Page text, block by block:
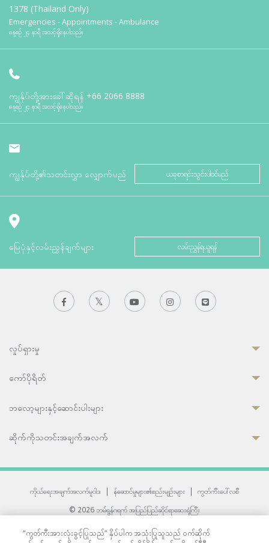
1378 (Thailand Only)
Emergencies - Appointments - Ambulance
နေ့စဉ် ၂၄ နာရီ အသင့်ရှိနေပါသည်။
ကျွန်ုပ်တို့အားခေါ်ဆိုရန် +66 2066 8888
နေ့စဉ် ၂၄ နာရီ အသင့်ရှိနေပါသည်။
ကျွန်ုပ်တို့၏သတင်းလွှာ လျှောက်မည် ယခုစာရင်းသွင်းပါဝင်မည်
မြေပုံနှင့်လမ်းညွှန်ချက်များ လမ်းညွှန်ရယူရန်
လှုပ်ရှားမှု
ကော်ပိုရိတ်
ဘလော့များနှင့်ဆောင်းပါးများ
ဆိုက်ကိုသတင်းအချက်အလက်
ကိုယ်ရေးအချက်အလက်မူဝါဒ | န်ဆောင်မှုများ၏စည်းမျဉ်းများ |
ကွတ်ကီးပေါ်လစီ
© 2026 ဘမ်ရွန်ဂရက် အပြည်ပြည်ဆိုင်ရာဆေးရုံကြီး
“ကွတ်ကီးအားလုံးခွင့်ပြုသည်” နှိပ်ပါက အသုံးပြုသူသည် ဝက်ဆိုက်